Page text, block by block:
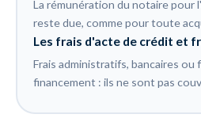
La rémunération du notaire pour
reste due, comme pour toute
Les frais d'acte de crédit et
Frais administratifs, bancaires ou
financement : ils ne sont pas